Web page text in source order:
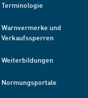
Terminologie
Warnvermerke und
Verkaufssperren
Weiterbildungen
Normungsportale